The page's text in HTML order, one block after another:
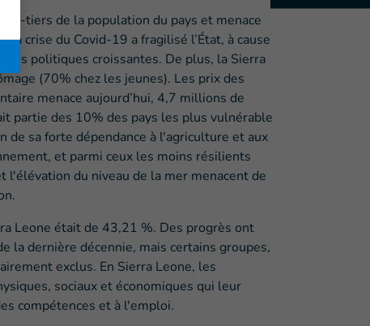
tiers de la population du pays et menace
crise du Covid-19 a fragilisé l’État, à cause
politiques croissantes. De plus, la Sierra
(70% chez les jeunes). Les prix des
menace aujourd’hui, 4,7 millions de
partie des 10% des pays les plus vulnérable
de sa forte dépendance à l'agriculture et aux
et parmi ceux les moins résilients
du niveau de la mer menacent de
Leone était de 43,21 %. Des progrès ont
la dernière décennie, mais certains groupes,
exclus. En Sierra Leone, les
sociaux et économiques qui leur
compétences et à l'emploi.